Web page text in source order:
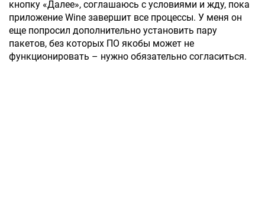
кнопку «Далее», соглашаюсь с условиями и жду, пока
приложение Wine завершит все процессы. У меня он
еще попросил дополнительно установить пару
пакетов, без которых ПО якобы может не
функционировать – нужно обязательно согласиться.